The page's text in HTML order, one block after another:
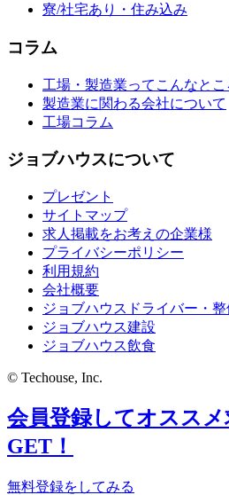
寮/社宅あり・住み込み
コラム
工場・製造業ってこんなとこ
製造業に関わる会社について
工場コラム
ジョブハウスについて
プレゼント
サイトマップ
求人掲載をお考えの企業様
プライバシーポリシー
利用規約
会社概要
ジョブハウスドライバー・
ジョブハウス建設
ジョブハウス飲食
© Techouse, Inc.
会員登録してオススメ
GET！
無料登録をしてみる